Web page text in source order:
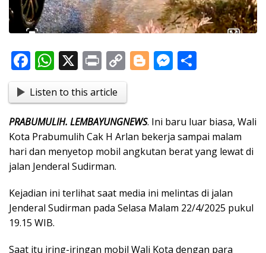
F
e
b
o
o
k
W
at
s
A
p
p
X Pr
t
C
o
p
y
Li
n
Bl
g
er
M
e
n
g
e
Listen to this article
PRABUMULIH. LEMBAYUNGNEWS. Ini baru luar biasa, Wali
Kota Prabumulih Cak H Arlan bekerja sampai malam
hari dan menyetop mobil angkutan berat yang lewat di
jalan Jenderal Sudirman.
Kejadian ini terlihat saat media ini melintas di jalan
Jenderal Sudirman pada Selasa Malam 22/4/2025 pukul
19.15 WIB.
Saat itu iring-iringan mobil Wali Kota dengan para